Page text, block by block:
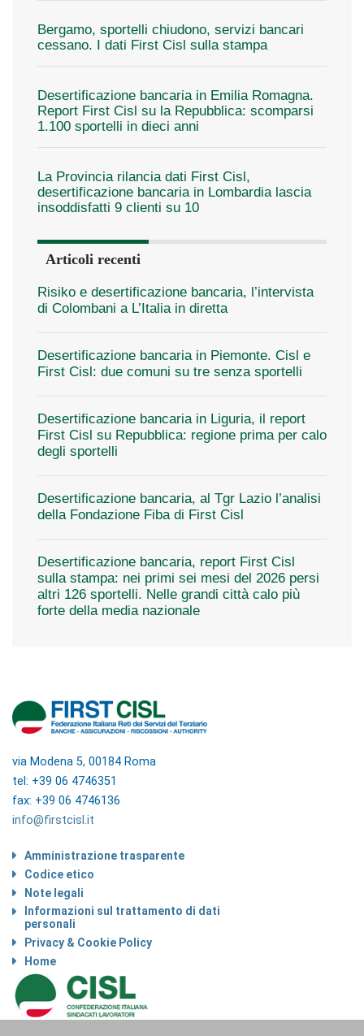
Bergamo, sportelli chiudono, servizi bancari
cessano. I dati First Cisl sulla stampa
Desertificazione bancaria in Emilia Romagna.
Report First Cisl su la Repubblica: scomparsi
1.100 sportelli in dieci anni
La Provincia rilancia dati First Cisl,
desertificazione bancaria in Lombardia lascia
insoddisfatti 9 clienti su 10
Articoli recenti
Risiko e desertificazione bancaria, l’intervista
di Colombani a L’Italia in diretta
Desertificazione bancaria in Piemonte. Cisl e
First Cisl: due comuni su tre senza sportelli
Desertificazione bancaria in Liguria, il report
First Cisl su Repubblica: regione prima per calo
degli sportelli
Desertificazione bancaria, al Tgr Lazio l’analisi
della Fondazione Fiba di First Cisl
Desertificazione bancaria, report First Cisl
sulla stampa: nei primi sei mesi del 2026 persi
altri 126 sportelli. Nelle grandi città calo più
forte della media nazionale
via Modena 5, 00184 Roma
tel: +39 06 4746351
fax: +39 06 4746136
info@firstcisl.it
Amministrazione trasparente
Codice etico
Note legali
Informazioni sul trattamento di dati
personali
Privacy & Cookie Policy
Home